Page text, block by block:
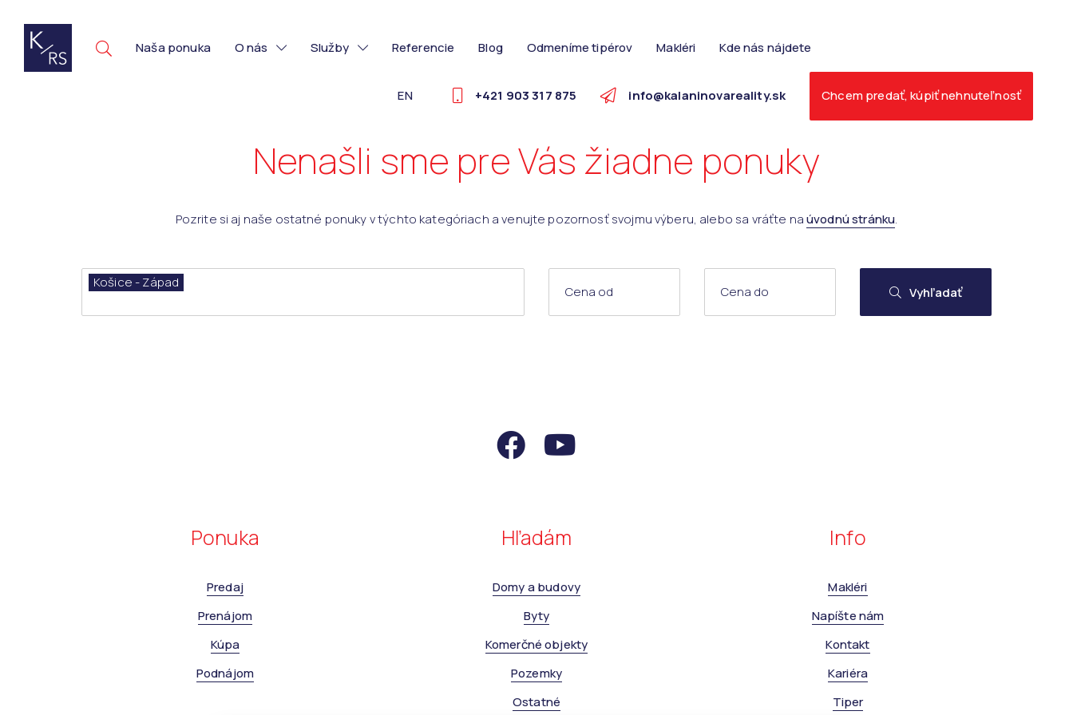
Naša ponuka O nás Služby Referencie Blog Odmeníme tipérov Makléri Kde nás nájdete
Chcem predať, kúpiť nehnuteľnosť
EN +421 903 317 875 info@kalaninovareality.sk
Nenašli sme pre Vás žiadne ponuky
Pozrite si aj naše ostatné ponuky v týchto kategóriach a venujte pozornosť svojmu výberu, alebo sa vráťte naúvodnú stránku.
Košice - Západ
Vyhľadať
Ponuka
Predaj
Prenájom
Kúpa
Podnájom
Hľadám
Domy a budovy
Byty
Komerčné objekty
Pozemky
Ostatné
Info
Makléri
Napíšte nám
Kontakt
Kariéra
Tiper